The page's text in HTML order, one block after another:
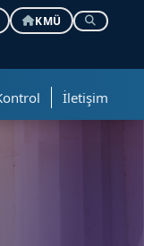
KMÜ
İletişim